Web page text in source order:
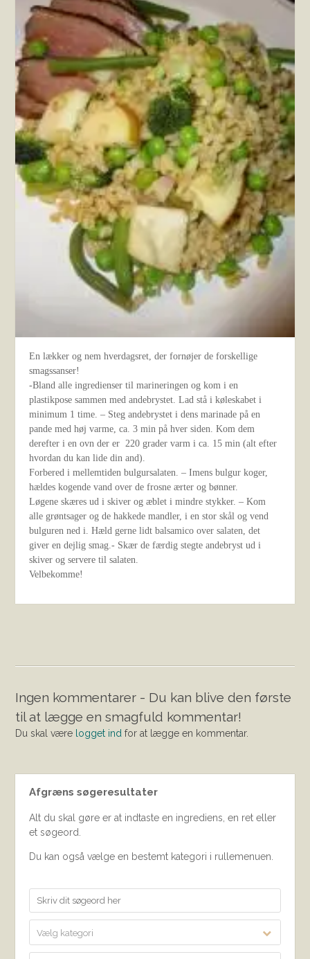
En lækker og nem hverdagsret, der fornøjer de forskellige
smagssanser!
-Bland alle ingredienser til marineringen og kom i en
plastikpose sammen med andebrystet. Lad stå i køleskabet i
minimum 1 time. – Steg andebrystet i dens marinade på en
pande med høj varme, ca. 3 min på hver siden. Kom dem
derefter i en ovn der er 220 grader varm i ca. 15 min (alt efter
hvordan du kan lide din and).
Forbered i mellemtiden bulgursalaten. – Imens bulgur koger,
hældes kogende vand over de frosne ærter og bønner.
Løgene skæres ud i skiver og æblet i mindre stykker. – Kom
alle grøntsager og de hakkede mandler, i en stor skål og vend
bulguren ned i. Hæld gerne lidt balsamico over salaten, det
giver en dejlig smag.- Skær de færdig stegte andebryst ud i
skiver og servere til salaten.
Velbekomme!
Ingen kommentarer - Du kan blive den første
til at lægge en smagfuld kommentar!
Du skal være logget ind for at lægge en kommentar.
Afgræns søgeresultater
Alt du skal gøre er at indtaste en ingrediens, en ret eller
et søgeord.
Du kan også vælge en bestemt kategori i rullemenuen.
Vælg kategori